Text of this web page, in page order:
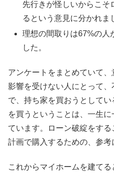
先行きが怪しいからこそ
るという意見に分かれま
理想の間取りは67%の人
した。
アンケートをまとめていて
影響を受けない人にとって
で、持ち家を買おうとして
を買うということは、一生
ています。ローン破綻をす
計画で購入するための、参考
これからマイホームを建てる